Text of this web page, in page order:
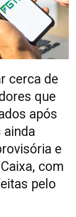
cerca de
que
após
ainda
e
com
pelo